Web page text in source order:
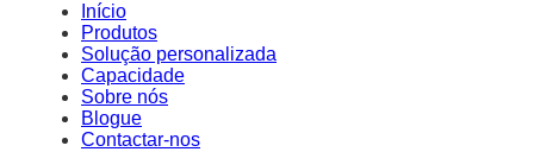
Início
Produtos
Solução personalizada
Capacidade
Sobre nós
Blogue
Contactar-nos